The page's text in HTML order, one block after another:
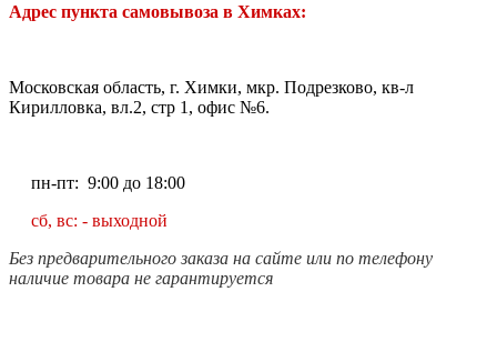
Адрес пункта самовывоза в Химках:
Московская область, г. Химки, мкр. Подрезково, кв-л
Кирилловка, вл.2, стр 1, офис №6.
пн-пт: 9:00 до 18:00
сб, вс: - выходной
Без предварительного заказа на сайте или по телефону
наличие товара не гарантируется